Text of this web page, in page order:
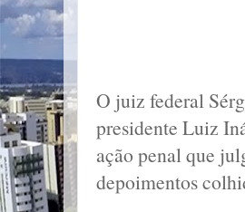
O juiz federal
presidente Luiz
ação penal que
depoimentos